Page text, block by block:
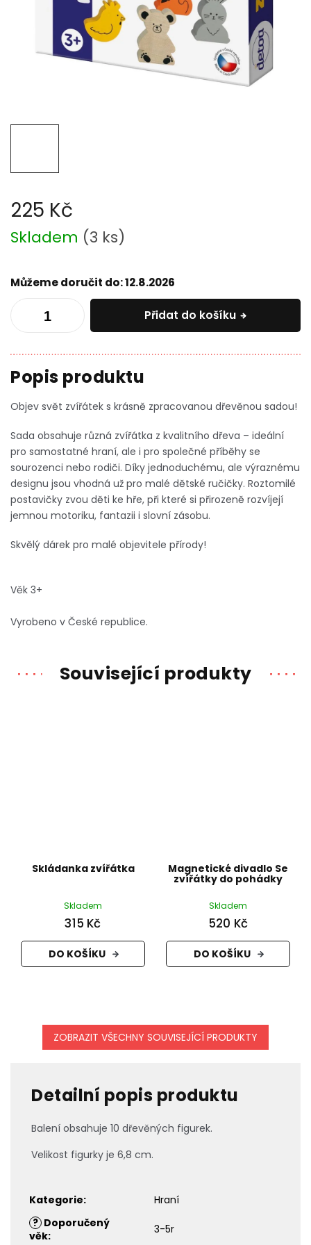
225 Kč
Měrná
cena:
Skladem (3 ks)
Můžeme doručit do:12.8.2026
Přidat do košíku
Objev svět zvířátek s krásně zpracovanou dřevěnou sadou!
Sada obsahuje různá zvířátka z kvalitního dřeva – ideální
pro samostatné hraní, ale i pro společné příběhy se
sourozenci nebo rodiči. Díky jednoduchému, ale výraznému
designu jsou vhodná už pro malé dětské ručičky. Roztomilé
postavičky zvou děti ke hře, při které si přirozeně rozvíjejí
jemnou motoriku, fantazii i slovní zásobu.
Skvělý dárek pro malé objevitele přírody!
Věk 3+
Vyrobeno v České republice.
Související produkty
Skládanka zvířátka
Skladem
315 Kč
DO KOŠÍKU
Magnetické divadlo Se
zvířátky do pohádky
Skladem
520 Kč
DO KOŠÍKU
ZOBRAZIT VŠECHNY SOUVISEJÍCÍ PRODUKTY
Detailní popis produktu
Balení obsahuje 10 dřevěných figurek.
Velikost figurky je 6,8 cm.
Kategorie:
Hraní
? Doporučený
věk: 3-5r